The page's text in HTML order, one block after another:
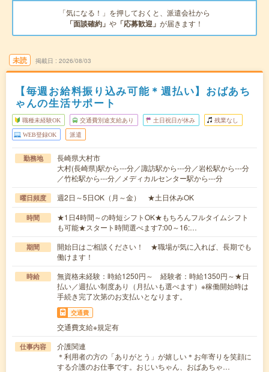
「気になる！」を押しておくと、派遣会社から
「面談確約」 や 「応募歓迎」 が届きます！
未読 掲載日 2026/08/03
【毎週お給料振り込み可能＊週払い】おばあち
ゃんの生活サポート
職種未経験OK 交通費別途支給あり 土日祝日が休み 残業なし
WEB登録OK 派遣
勤務地
長崎県大村市
大村(長崎県)駅から---分／諏訪駅から---分／岩松駅から---分
／竹松駅から---分／メディカルセンター駅から---分
曜日頻度 週2日～5日OK（月～金） ★土日休みOK
時間
★1日4時間～の時短シフトOK★もちろんフルタイムシフト
も可能★スタート時間選べます7:00～16:…
期間
開始日はご相談ください！ ★職場が気に入れば、長期でも
働けます！
時給
無資格未経験：時給1250円～ 経験者：時給1350円～★日
払い／週払い制度あり（月払いも選べます）※稼働開始時は
手続き完了次第のお支払いとなります。
交通費
交通費支給※規定有
仕事内容
介護関連
＊利用者の方の「ありがとう」が嬉しい＊お年寄りを笑顔に
する介護のお仕事です。おじいちゃん、おばあちゃ…